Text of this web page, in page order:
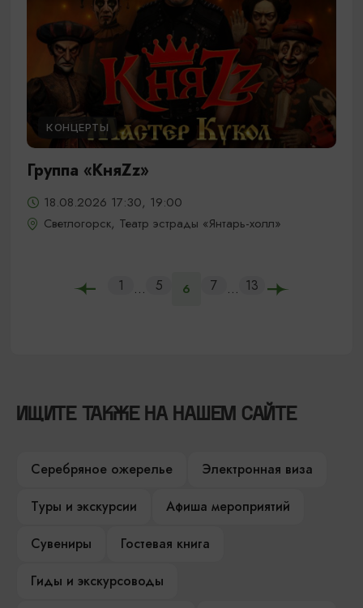
КОНЦЕРТЫ
Группа «КняZz»
18.08.2026 17:30, 19:00
Светлогорск, Театр эстрады «Янтарь-холл»
1 ... 5 6 7 ... 13
ИЩИТЕ ТАКЖЕ НА НАШЕМ САЙТЕ
Серебряное ожерелье
Электронная виза
Туры и экскурсии
Афиша мероприятий
Сувениры
Гостевая книга
Гиды и экскурсоводы